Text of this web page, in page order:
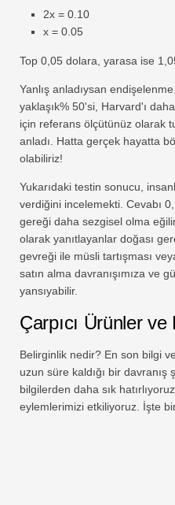
2x = 0.10
x = 0.05
Top 0,05 dolara, yarasa ise
Yanlış anladıysan
yaklaşık% 50'si, Harvard'ı
için referans ölçütünüz olarak
anladı. Hatta gerçek hayatta
olabiliriz!
Yukarıdaki testin sonucu,
verdiğini incelemekti. Cevabı
gereği daha sezgisel olma
olarak yanıtlayanlar doğası
gevreği ile müsli tartışması
satın alma davranışımıza ve
yansıyabilir.
Çarpıcı Ürünler ve
Belirginlik nedir? En son bilgi
uzun süre kaldığı bir davranış
bilgilerden daha sık
eylemlerimizi etkiliyoruz. İşte